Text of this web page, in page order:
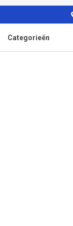
Categorieën